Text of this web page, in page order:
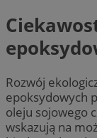
Rozwój
epoksydowych
oleju sojowego
wskazują na